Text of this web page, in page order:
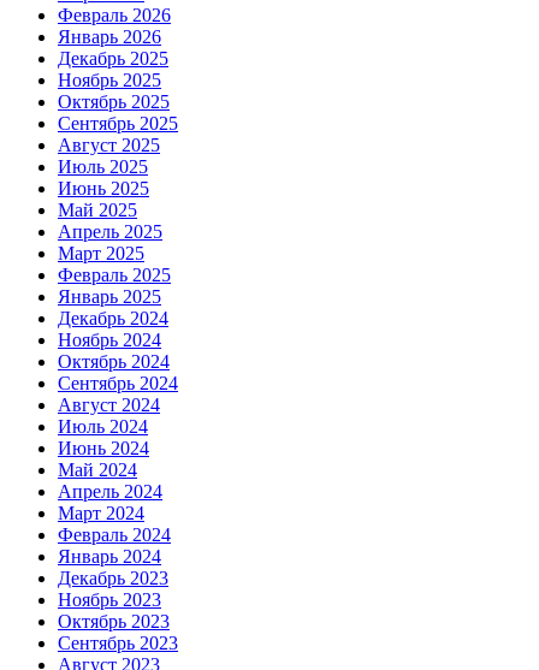
Февраль 2026
Январь 2026
Декабрь 2025
Ноябрь 2025
Октябрь 2025
Сентябрь 2025
Август 2025
Июль 2025
Июнь 2025
Май 2025
Апрель 2025
Март 2025
Февраль 2025
Январь 2025
Декабрь 2024
Ноябрь 2024
Октябрь 2024
Сентябрь 2024
Август 2024
Июль 2024
Июнь 2024
Май 2024
Апрель 2024
Март 2024
Февраль 2024
Январь 2024
Декабрь 2023
Ноябрь 2023
Октябрь 2023
Сентябрь 2023
Август 2023